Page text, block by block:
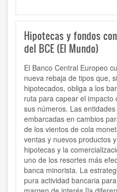
Hipotecas y fondos
del BCE (El Mundo)
El Banco Central Europeo
nueva rebaja de tipos que,
hipotecados, obliga a los
ruta para capear el
sus números. Las
embarcadas en cambios
de los vientos de cola
ventas y nuevos productos
hipotecas y la
uno de los resortes más
banca minorista. La
pura actividad bancaria